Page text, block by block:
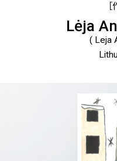
Lėja
( Leja